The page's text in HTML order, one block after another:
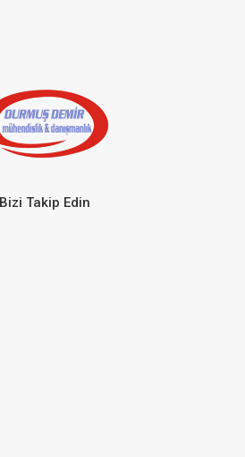
Bizi Takip Edin